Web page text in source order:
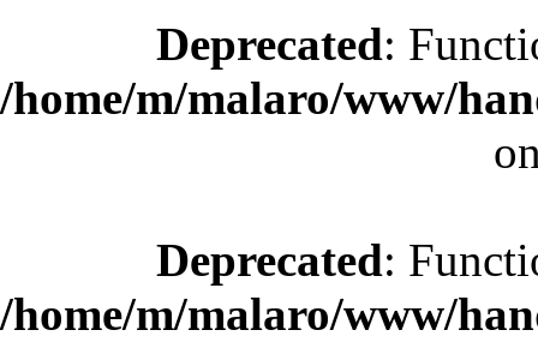
Deprecated:
/home/m/malaro/www/
Deprecated:
/home/m/malaro/www/